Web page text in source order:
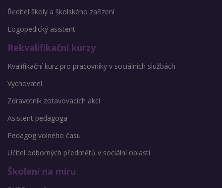
Ředitel školy a školského zařízení
Logopedický asistent
Rekvalifikační kurzy
Kvalifikační kurz pro pracovníky v sociálních službách
Vychovatel
Zdravotník zotavovacích akcí
Asistent pedagoga
Pedagog volného času
Učitel odborných předmětů v sociální oblasti
Školení na míru